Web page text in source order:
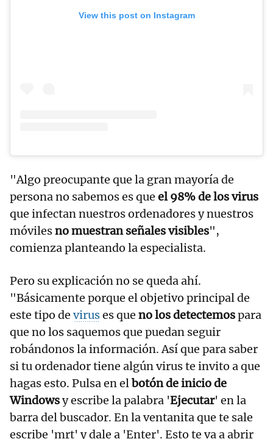
View this post on Instagram
"Algo preocupante que la gran mayoría de
persona no sabemos es que el 98% de los virus
que infectan nuestros ordenadores y nuestros
móvilesno muestran señales visibles",
comienza planteando la especialista.
Pero su explicación no se queda ahí.
"Básicamente porque el objetivo principal de
este tipo de viruses que no los detectemospara
que no los saquemos que puedan seguir
robándonos la información. Así que para saber
si tu ordenador tiene algún virus te invito a que
hagas esto. Pulsa en elbotón de inicio de
Windowsy escribe la palabra 'Ejecutar' en la
barra del buscador. En la ventanita que te sale
escribe 'mrt' y dale a 'Enter'. Esto te va a abrir